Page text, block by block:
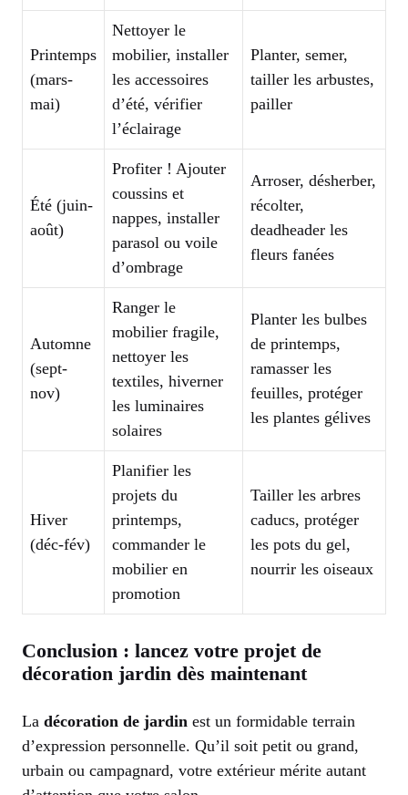
Printemps
(mars-
mai)
Nettoyer le
mobilier, installer
les accessoires
d’été, vérifier
l’éclairage
Planter, semer,
tailler les arbustes,
pailler
Été (juin-
août)
Profiter ! Ajouter
coussins et
nappes, installer
parasol ou voile
d’ombrage
Arroser, désherber,
récolter,
deadheader les
fleurs fanées
Automne
(sept-
nov)
Ranger le
mobilier fragile,
nettoyer les
textiles, hiverner
les luminaires
solaires
Planter les bulbes
de printemps,
ramasser les
feuilles, protéger
les plantes gélives
Hiver
(déc-fév)
Planifier les
projets du
printemps,
commander le
mobilier en
promotion
Tailler les arbres
caducs, protéger
les pots du gel,
nourrir les oiseaux
Conclusion : lancez votre projet de
décoration jardin dès maintenant
La décoration de jardin est un formidable terrain
d’expression personnelle. Qu’il soit petit ou grand,
urbain ou campagnard, votre extérieur mérite autant